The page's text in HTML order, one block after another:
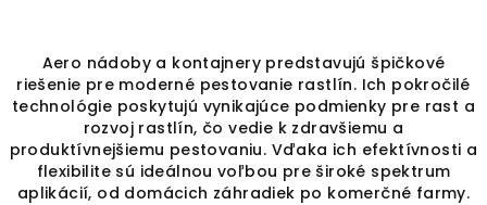
Aero nádoby a kontajnery predstavujú špičkové
riešenie pre moderné pestovanie rastlín. Ich pokročilé
technológie poskytujú vynikajúce podmienky pre rast a
rozvoj rastlín, čo vedie k zdravšiemu a
produktívnejšiemu pestovaniu. Vďaka ich efektívnosti a
flexibilite sú ideálnou voľbou pre široké spektrum
aplikácií, od domácich záhradiek po komerčné farmy.